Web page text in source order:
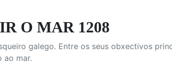
O MAR 1208
galego. Entre os seus obxectivos
ao mar.